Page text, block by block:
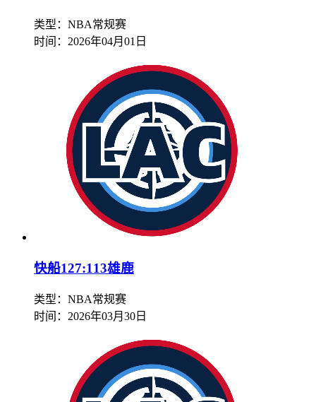
类型：NBA常规赛
时间： 2026年04月01日
快船127:113雄鹿
类型：NBA常规赛
时间： 2026年03月30日